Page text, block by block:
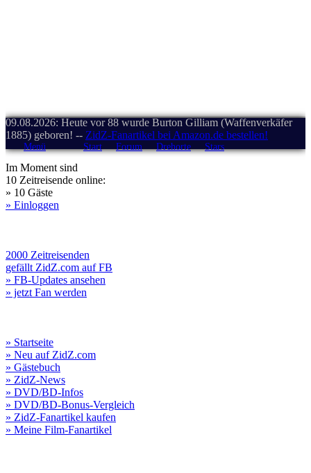
09.08.2026: Heute vor 88 wurde Burton Gilliam (Waffenverkäfer
1885) geboren! -- ZidZ-Fanartikel bei Amazon.de bestellen!
Menü Start Forum Drehorte Stars
Im Moment sind
10 Zeitreisende online:
» 10 Gäste
» Einloggen
2000 Zeitreisenden
gefällt ZidZ.com auf FB
» FB-Updates ansehen
» jetzt Fan werden
» Startseite
» Neu auf ZidZ.com
» Gästebuch
» ZidZ-News
» DVD/BD-Infos
» DVD/BD-Bonus-Vergleich
» ZidZ-Fanartikel kaufen
» Meine Film-Fanartikel